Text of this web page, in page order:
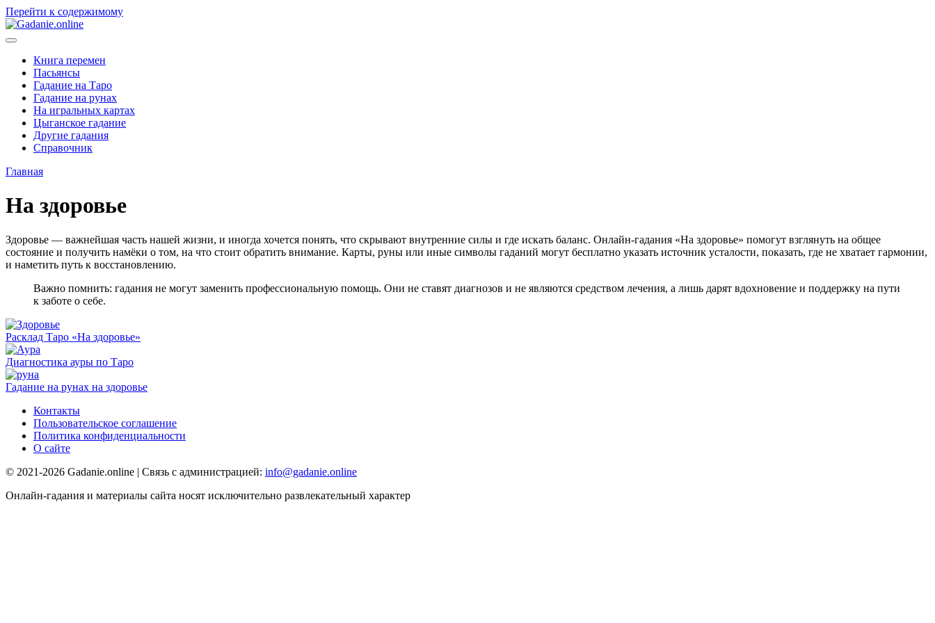
Перейти к содержимому
Книга перемен
Пасьянсы
Гадание на Таро
Гадание на рунах
На игральных картах
Цыганское гадание
Другие гадания
Справочник
Главная
На здоровье
Здоровье — важнейшая часть нашей жизни, и иногда хочется понять, что скрывают внутренние силы и где искать баланс. Онлайн-гадания «На здоровье» помогут взглянуть на общее
состояние и получить намёки о том, на что стоит обратить внимание. Карты, руны или иные символы гаданий могут бесплатно указать источник усталости, показать, где не хватает гармонии,
и наметить путь к восстановлению.
Важно помнить: гадания не могут заменить профессиональную помощь. Они не ставят диагнозов и не являются средством лечения, а лишь дарят вдохновение и поддержку на пути
к заботе о себе.
Расклад Таро «На здоровье»
Диагностика ауры по Таро
Гадание на рунах на здоровье
Контакты
Пользовательское соглашение
Политика конфиденциальности
О сайте
© 2021-2026 Gadanie.online | Связь с администрацией: info@gadanie.online
Онлайн-гадания и материалы сайта носят исключительно развлекательный характер